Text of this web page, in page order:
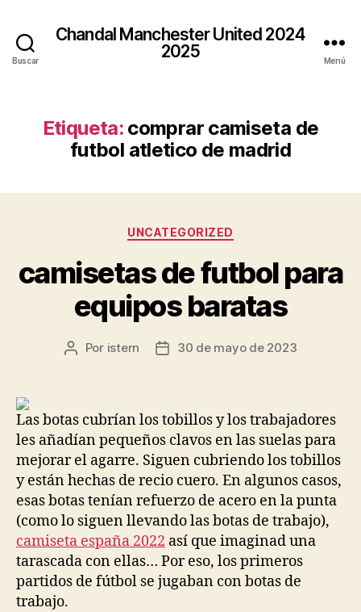
Buscar
Chandal Manchester United 2024
2025
Menú
Etiqueta: comprar camiseta de
futbol atletico de madrid
Categorías
UNCATEGORIZED
camisetas de futbol para
equipos baratas
Autor
Por istern
Fecha30 de mayo de 2023
Las botas cubrían los tobillos y los trabajadores
les añadían pequeños clavos en las suelas para
mejorar el agarre. Siguen cubriendo los tobillos
y están hechas de recio cuero. En algunos casos,
esas botas tenían refuerzo de acero en la punta
(como lo siguen llevando las botas de trabajo),
camiseta españa 2022 así que imaginad una
tarascada con ellas… Por eso, los primeros
partidos de fútbol se jugaban con botas de
trabajo.